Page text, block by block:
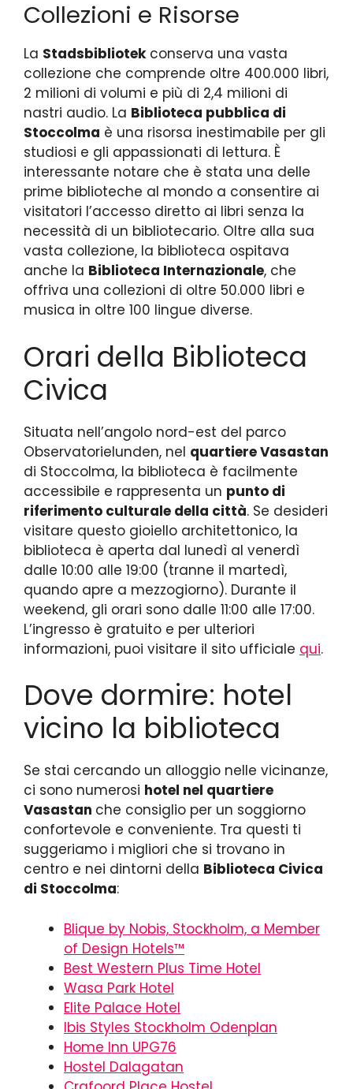
Collezioni e Risorse
La Stadsbibliotekconserva una vasta
collezione che comprende oltre 400.000 libri,
2 milioni di volumi e più di 2,4 milioni di
nastri audio. La Biblioteca pubblica di
Stoccolma è una risorsa inestimabile per gli
studiosi e gli appassionati di lettura. È
interessante notare che è stata una delle
prime biblioteche al mondo a consentire ai
visitatori l’accesso diretto ai libri senza la
necessità di un bibliotecario. Oltre alla sua
vasta collezione, la biblioteca ospitava
anche la Biblioteca Internazionale, che
offriva una collezioni di oltre 50.000 libri e
musica in oltre 100 lingue diverse.
Orari della Biblioteca
Civica
Situata nell’angolo nord-est del parco
Observatorielunden, nel quartiere Vasastan
di Stoccolma, la biblioteca è facilmente
accessibile e rappresenta un punto di
riferimento culturale della città. Se desideri
visitare questo gioiello architettonico, la
biblioteca è aperta dal lunedì al venerdì
dalle 10:00 alle 19:00 (tranne il martedì,
quando apre a mezzogiorno). Durante il
weekend, gli orari sono dalle 11:00 alle 17:00.
L’ingresso è gratuito e per ulteriori
informazioni, puoi visitare il sito ufficiale qui.
Dove dormire: hotel
vicino la biblioteca
Se stai cercando un alloggio nelle vicinanze,
ci sono numerosi hotel nel quartiere
Vasastan che consiglio per un soggiorno
confortevole e conveniente. Tra questi ti
suggeriamo i migliori che si trovano in
centro e nei dintorni della Biblioteca Civica
di Stoccolma:
Blique by Nobis, Stockholm, a Member
of Design Hotels™
Best Western Plus Time Hotel
Wasa Park Hotel
Elite Palace Hotel
Ibis Styles Stockholm Odenplan
Home Inn UPG76
Hostel Dalagatan